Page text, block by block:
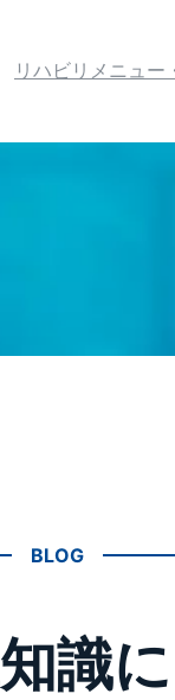
リハビリメニュー
BLOG
識に